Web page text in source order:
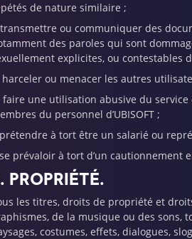
de nature similaire ;
ou communiquer des
des paroles qui sont
explicites, ou contestables
harceler ou menacer les autres
faire une utilisation abusive du service
du personnel d’UBISOFT ;
à tort être un salarié ou
prévaloir à tort d’un cautionnement
PROPRIÉTÉ.
les titres, droits de propriété et
de la musique ou des sons,
costumes, effets, dialogues,